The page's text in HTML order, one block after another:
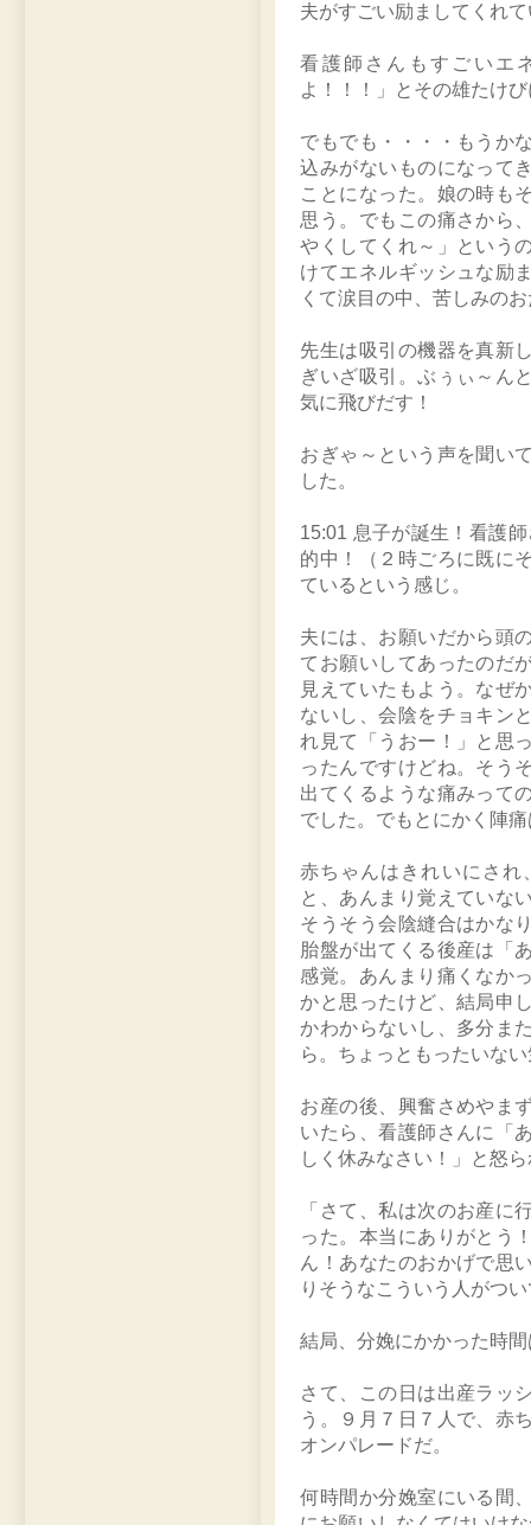
夫がすごい励ましてくれ
看護師さんもすごいエ
よ！！！」とその雄たけ
でもでも・・・・もうか
込みがないものになって
ことになった。娘の時も
思う。でもこの痛さから
やくしてくれ～」という
けてエネルギッシュな励
くて涙目の中、苦しみの
先生は吸引の機器を真新
ぎいざ吸引。ぶぅぃ～ん
気に飛びだす！
おぎゃ～という声を聞い
した。
15:01 息子が誕生！看護
的中！（２時ごろに既に
ているという感じ。
夫には、お願いだから頭
てお願いしてあったのだ
見えていたもよう。なぜ
ないし、会陰をチョキン
れ見て「うおー！」と思
ったんですけどね。そう
出てくるような痛みって
でした。でもとにかく陣
赤ちゃんはきれいにされ
と、あんまり覚えていな
そうそう会陰縫合はかな
胎盤が出てくる後産は「
感覚。あんまり痛くなか
かと思ったけど、結局申
かわからないし、多分ま
ら。ちょっともったいな
お産の後、興奮さめやま
いたら、看護師さんに「
しく休みなさい！」と怒
「さて、私は次のお産に
った。本当にありがとう
ん！あなたのおかげで思
りそうなこういう人がつ
結局、分娩にかかった時
さて、この日は出産ラッ
う。９月７日７人で、赤
オンパレードだ。
何時間か分娩室にいる間